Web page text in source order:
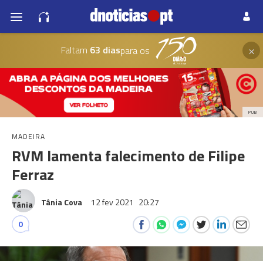
Faltam 63 diaspara os ×
PUB
MADEIRA
RVM lamenta falecimento de Filipe
Ferraz
Tânia Cova 12 fev 2021 20:27
0